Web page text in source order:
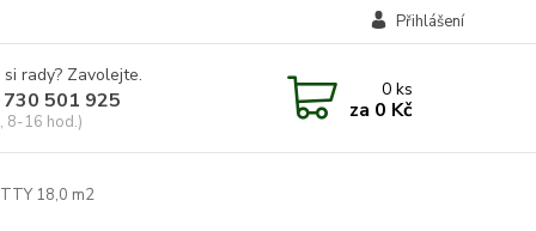
Přihlášení
rady? Zavolejte.
501 925
8-16 hod.)
0ks
za 0 Kč
18,0 m2